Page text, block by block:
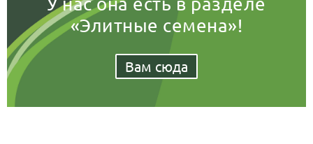
«Элитные семена»!
Вам сюда